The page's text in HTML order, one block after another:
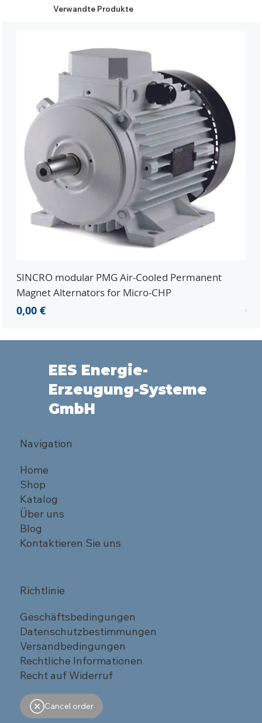
Verwandte Produkte
SINCRO modular PMG Air-Cooled Permanent
Magnet Alternators for Micro-CHP
Preis
0,00 €
EES Energie-
Erzeugung-Systeme
GmbH
Navigation
Home
Shop
Katalog
Über uns
Blog
Kontaktieren Sie uns
Richtlinie
Geschäftsbedingungen
Datenschutzbestimmungen
Versandbedingungen
Rechtliche Informationen
Recht auf Widerruf
Cancel order